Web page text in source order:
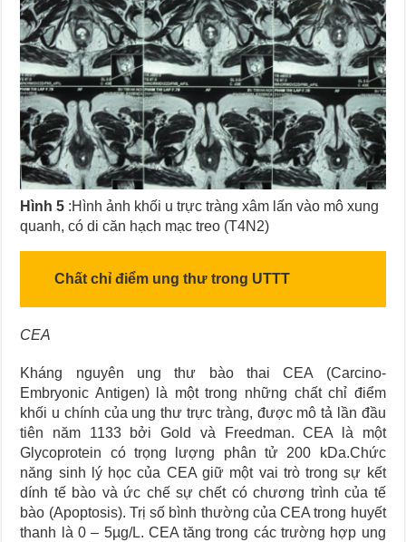
Hình 5 :Hình ảnh khối u trực tràng xâm lấn vào mô xung
quanh, có di căn hạch mạc treo (T4N2)
Chất chỉ điểm ung thư trong UTTT
CEA
Kháng nguyên ung thư bào thai CEA (Carcino-
Embryonic Antigen) là một trong những chất chỉ điểm
khối u chính của ung thư trực tràng, được mô tả lần đầu
tiên năm 1133 bởi Gold và Freedman. CEA là một
Glycoprotein có trọng lượng phân tử 200 kDa.Chức
năng sinh lý học của CEA giữ một vai trò trong sự kết
dính tế bào và ức chế sự chết có chương trình của tế
bào (Apoptosis). Trị số bình thường của CEA trong huyết
thanh là 0 – 5µg/L. CEA tăng trong các trường hợp ung